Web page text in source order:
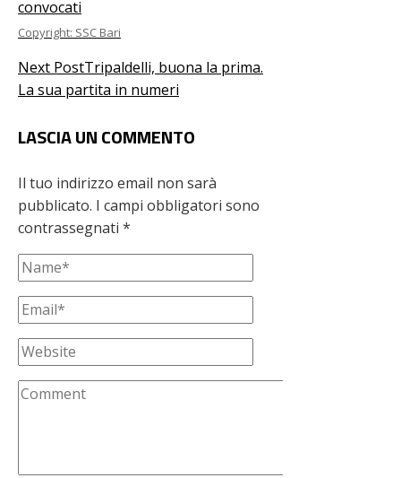
Copyright: SSC Bari
Next PostTripaldelli, buona la prima.
La sua partita in numeri
LASCIA UN COMMENTO
Il tuo indirizzo email non sarà
pubblicato. I campi obbligatori sono
contrassegnati *